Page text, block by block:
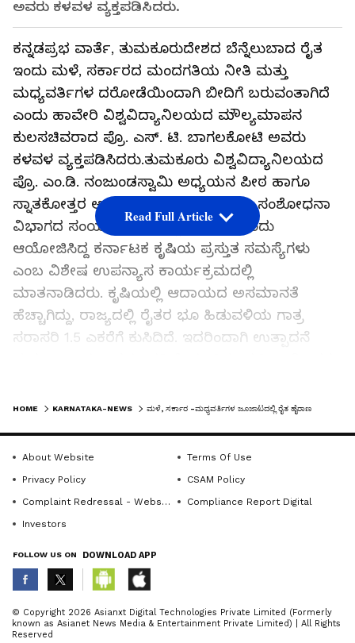
ಅವರು ಕಳವಳ ವ್ಯಕ್ತಪಡಿಸಿದರು.
ಕನ್ನಡಪ್ರಭ ವಾರ್ತೆ, ತುಮಕೂರುದೇಶದ ಬೆನ್ನೆಲುಬಾದ ರೈತ
ಇಂದು ಮಳೆ, ಸರ್ಕಾರದ ಮಂದಗತಿಯ ನೀತಿ ಮತ್ತು
ಮಧ್ಯವರ್ತಿಗಳ ದರೋಡೆಯಿಂದಾಗಿ ಬೀದಿಗೆ ಬರುವಂತಾಗಿದೆ
ಎಂದು ಹಾವೇರಿ ವಿಶ್ವವಿದ್ಯಾನಿಲಯದ ಮೌಲ್ಯಮಾಪನ
ಕುಲಸಚಿವರಾದ ಪ್ರೊ. ಎಸ್. ಟಿ. ಬಾಗಲಕೋಟಿ ಅವರು
ಕಳವಳ ವ್ಯಕ್ತಪಡಿಸಿದರು.ತುಮಕೂರು ವಿಶ್ವವಿದ್ಯಾನಿಲಯದ
ಪ್ರೊ. ಎಂ.ಡಿ. ನಂಜುಂಡಸ್ವಾಮಿ ಅಧ್ಯಯನ ಪೀಠ ಹಾಗೂ
ಸ್ನಾತಕೋತ್ತರ ಅರ್ಥಶಾಸ್ತ್ರ ಅಧ್ಯಯನ ಮತ್ತು ಸಂಶೋಧನಾ
ವಿಭಾಗದ ಸಂಯುಕ್ತಾಶ್ರಯದಲ್ಲಿ ಶುಕ್ರವಾರದಂದು
ಆಯೋಜಿಸಿದ್ದ ಕರ್ನಾಟಕ ಕೃಷಿಯ ಪ್ರಸ್ತುತ ಸಮಸ್ಯೆಗಳು
ಎಂಬ ವಿಶೇಷ ಉಪನ್ಯಾಸ ಕಾರ್ಯಕ್ರಮದಲ್ಲಿ
ಮಾತನಾಡಿದರು. ಕೃಷಿಯಲ್ಲಿ ಆದಾಯದ ಅಸಮಾನತೆ
ಹೆಚ್ಚಾಗಿದ್ದು, ರಾಜ್ಯದಲ್ಲಿ ರೈತರ ಭೂ ಹಿಡುವಳಿಯ ಗಾತ್ರ
ಸರಾಸರಿ 1.5 ಎಕರೆಗೆ ಕುಸಿದಿದೆ. ಇದರಿಂದಾಗಿ ಉತ್ಪಾದನೆ
ಎಂದು ಅವರು ವಿವರಿಸಿದರು. ವರುಣನ ಜೂಜಾಟ, ಪ್ರವಾಹ
ರೈತರ ಪಾಲಿಗೆ ಆತಂಕಕಾರಿ ವಿಷಯವಾಗಿದೆ. ಆದ್ದರಿಂದ
ಸರ್ಕಾರವು ಹೋಬಳಿ ಮಟ್ಟದಲ್ಲಿ ರೈತರ ಸಂತೆಗಳು ಹಾಗೂ
ಮಾರುಕಟ್ಟೆ ವ್ಯವಸ್ಥೆಯನ್ನು ಬಲಪಡಿಸಬೇಕಿದೆ ಎಂದು ಒತ್ತಿ
ಹೇಳಿದರು.ತುಮಕೂರು ವಿವಿ ಪರೀಕ್ಷಾಂಗ ಕುಲಸಚಿವರಾದ
Read Full Article
ABOUT THE AUTHOR
K KannadaprabhaNewsNetwork
HOME KARNATAKA-NEWS ಮಳೆ, ಸರ್ಕಾರ -ಮಧ್ಯವರ್ತಿಗಳ ಜೂಜಾಟದಲ್ಲಿ ರೈತ ಹೈರಾಣ
About Website
Terms Of Use
Privacy Policy
CSAM Policy
Complaint Redressal - Website
Compliance Report Digital
Investors
FOLLOW US ON DOWNLOAD APP
© Copyright 2026 Asianxt Digital Technologies Private Limited (Formerly
known as Asianet News Media & Entertainment Private Limited) | All Rights
Reserved